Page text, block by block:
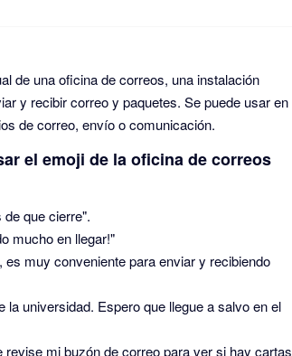
de una oficina de correos, una instalación
y recibir correo y paquetes. Se puede usar en
de correo, envío o comunicación.
el emoji de la oficina de correos
que cierre".
mucho en llegar!"
muy conveniente para enviar y recibiendo
universidad. Espero que llegue a salvo en el
mi buzón de correo para ver si hay cartas